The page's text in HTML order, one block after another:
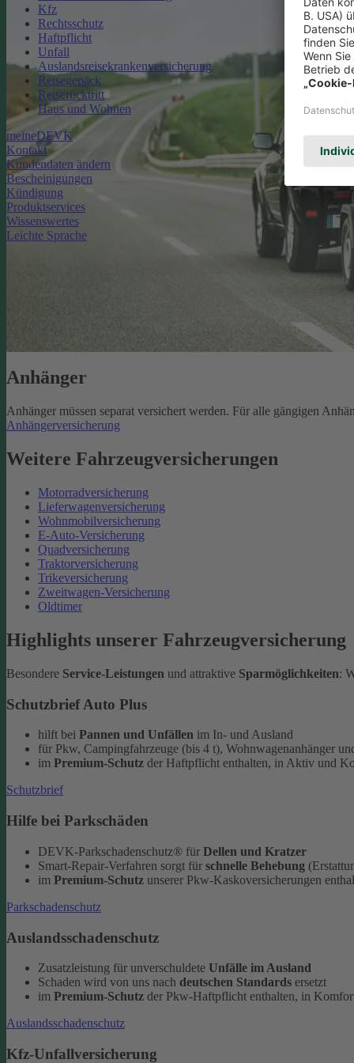
Kfz
Rechtsschutz
Haftpflicht
Unfall
Auslandsreisekrankenversicherung
Reisegepäck
Reiserücktritt
Haus und Wohnen
meineDEVK
Kontakt
Kundendaten ändern
Bescheinigungen
Kündigung
Produktservices
Wissenswertes
Leichte Sprache
Anhänger
Anhänger müssen separat versichert werden. Für alle gängigen
Anhängerversicherung
Weitere Fahrzeugversicherungen
Motorradversicherung
Lieferwagenversicherung
Wohnmobilversicherung
E-Auto-Versicherung
Quadversicherung
Traktorversicherung
Trikeversicherung
Zweitwagen-Versicherung
Oldtimer
Highlights unserer Fahrzeugversicherung
Besondere Service-Leistungen und attraktive Sparmöglichkeiten:
Schutzbrief Auto Plus
hilft bei Pannen und Unfällen im In- und Ausland
für Pkw, Campingfahrzeuge (bis 4 t), Wohnwagenanhänger
im Premium-Schutz der Haftpflicht enthalten, in Aktiv und
Schutzbrief
Hilfe bei Parkschäden
DEVK-Parkschadenschutz® für Dellen und Kratzer
Smart-Repair-Verfahren sorgt für schnelle Behebung
im Premium-Schutz unserer Pkw-Kaskoversicherungen
Parkschadenschutz
Auslandsschadenschutz
Zusatzleistung für unverschuldete Unfälle im Ausland
Schaden wird von uns nach deutschen Standards ersetzt
im Premium-Schutz der Pkw-Haftpflicht enthalten, in
Auslandsschadenschutz
Kfz-Unfallversicherung